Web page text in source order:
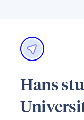
Hans